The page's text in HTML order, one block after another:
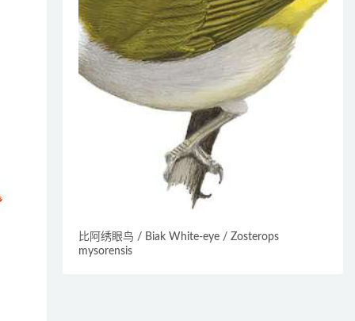
比阿绣眼鸟 / Biak White-eye / Zosterops
mysorensis